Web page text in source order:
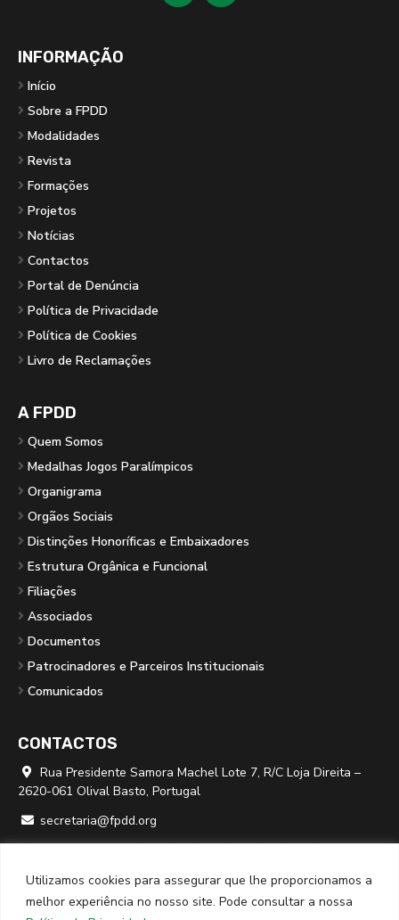
Utilizamos cookies para assegurar que lhe proporcionamos a
melhor experiência no nosso site. Pode consultar a nossa
INFORMAÇÃO
Início
Sobre a FPDD
Modalidades
Revista
Formações
Projetos
Notícias
Contactos
Portal de Denúncia
Política de Privacidade
Política de Cookies
Livro de Reclamações
A FPDD
Quem Somos
Medalhas Jogos Paralímpicos
Organigrama
Orgãos Sociais
Distinções Honoríficas e Embaixadores
Estrutura Orgânica e Funcional
Filiações
Associados
Documentos
Patrocinadores e Parceiros Institucionais
Comunicados
CONTACTOS

Rua Presidente Samora Machel Lote 7, R/C Loja Direita –
2620-061 Olival Basto, Portugal
 secretaria@fpdd.org
⁽*⁾ chamada para rede fixa nacional